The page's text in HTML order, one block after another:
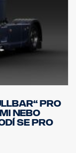
pro
nebo
se pro